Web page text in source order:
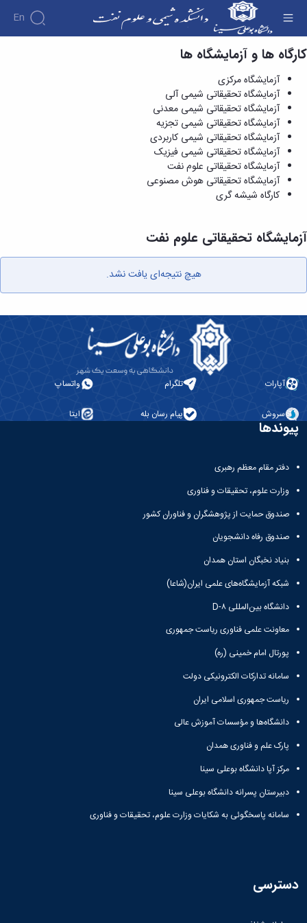
En
آزمایشگاه تحقیقاتی علوم نفت - دانشکده شیمی و
علوم نفت
کارگاه ها و آزمایشگاه ها
آزمایشگاه مرکزی
آزمایشگاه تحقیقاتی شیمی آلی
آزمایشگاه تحقیقاتی شیمی معدنی
آزمایشگاه تحقیقاتی شیمی تجزیه
آزمایشگاه تحقیقاتی شیمی کاربردی
آزمایشگاه تحقیقاتی شیمی فیزیک
آزمایشگاه تحقیقاتی علوم نفت
آزمایشگاه تحقیقاتی هوش مصنوعی
کارگاه شیشه گری
آزمایشگاه تحقیقاتی علوم نفت
هیچ نتیجه‌ای یافت نشد.
آپارات تلگرام واتساپ
سروش پیام رسان بله ایتا
پیوندها
دفتر مقام معظم رهبری
وزارت علوم، تحقیقات و فناوری
صندوق حمایت از پژوهشگران و فناوران کشور
صندوق رفاه دانشجویان
بنیاد نخبگان استان همدان
شبکه آزمایشگاه‌های علمی ایران(شاعا)
دانشگاه بین‌المللی D-۸
معاونت علمی فناوری ریاست جمهوری
پورتال امام خمینی (ره)
سامانه تدارکات الکترونیکی دولت
ریاست جمهوری اسلامی ایران
دانشگاه‌ها و مؤسسات آموزش عالی
پارک علم و فناوری همدان
مرکز آپا دانشگاه بوعلی سینا
دبیرستان پسرانه دانشگاه بوعلی سینا
سامانه پاسخگوئی به شکایات وزارت علوم، تحقیقات و فناوری
دسترسی